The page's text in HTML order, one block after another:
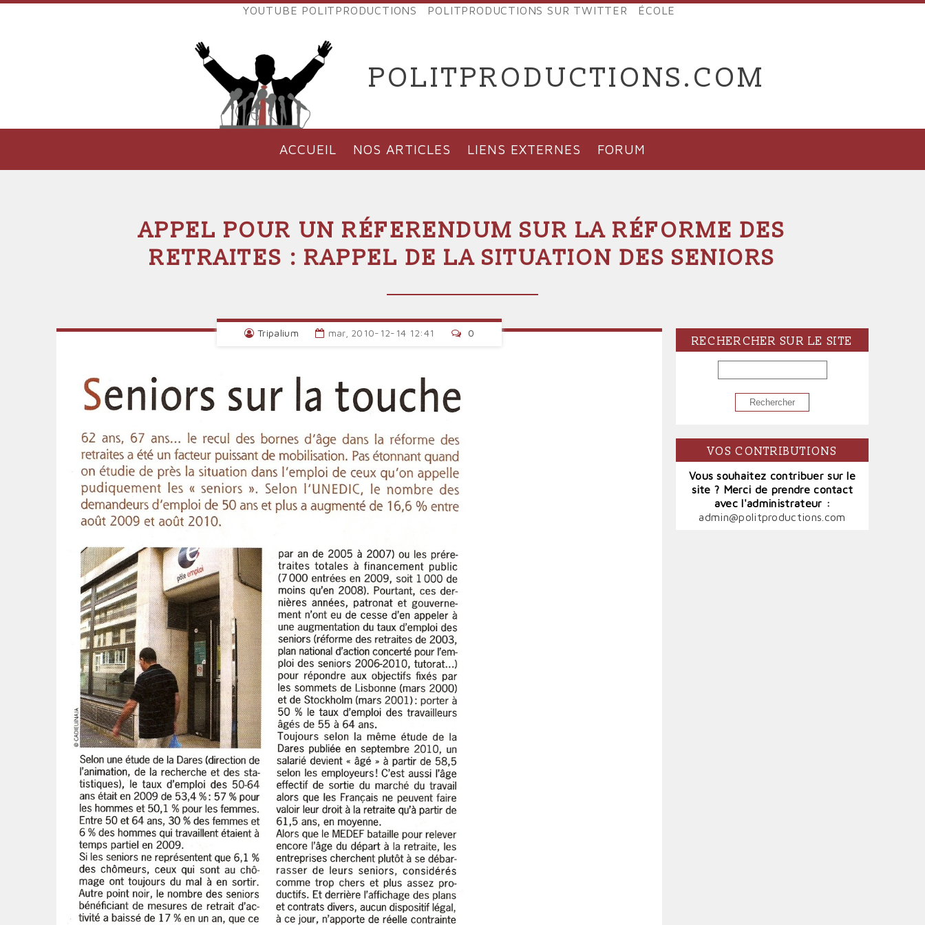
Aller
EXTERNES
VERS
POLIT'PRODUCTIONS
YOUTUBE POLITPRODUCTIONS POLITPRODUCTIONS SUR TWITTER ÉCOLE
POLITPRODUCTIONS.COM
PRINCIPALE
ACCUEIL NOS ARTICLES LIENS EXTERNES FORUM
APPEL POUR UN RÉFERENDUM SUR LA RÉFORME DES
RETRAITES : RAPPEL DE LA SITUATION DES SENIORS
Tripalium mar, 2010-12-14 12:41 0
RECHERCHER SUR LE SITE
RECHERCHER
VOS CONTRIBUTIONS
Vous souhaitez contribuer sur le
site ? Merci de prendre contact
avec l'administrateur :
admin@politproductions.com